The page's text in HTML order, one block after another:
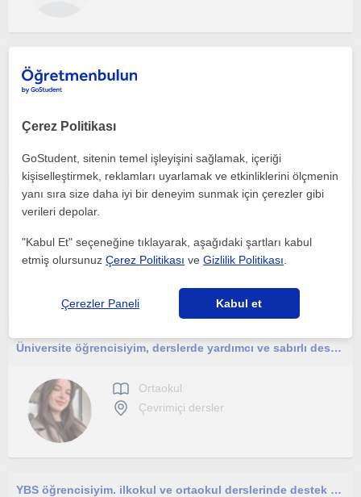
Ortaokul
Çevrimiçi dersler
Üniversite öğrencisiyim, derslerde yardımcı ve sabırlı destekçiyim
Ortaokul
Çevrimiçi dersler
YBS öğrencisiyim. ilkokul ve ortaokul derslerinde destek veriyorum.
Çerez Politikası
GoStudent, sitenin temel işleyişini sağlamak, içeriği
kişiselleştirmek, reklamları uyarlamak ve etkinliklerini ölçmenin
yanı sıra size daha iyi bir deneyim sunmak için çerezler gibi
verileri depolar.
"Kabul Et" seçeneğine tıklayarak, aşağıdaki şartları kabul
etmiş olursunuzÇerez Politikası veGizlilik Politikası
Çerezler Paneli Kabul et